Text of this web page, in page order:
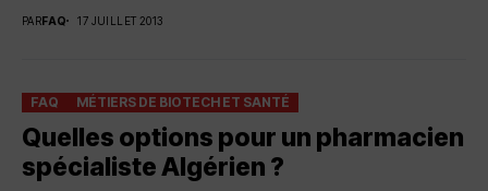
PARFAQ 17 JUILLET 2013
FAQ MÉTIERS DE BIOTECH ET SANTÉ
Quelles options pour un pharmacien
spécialiste Algérien ?